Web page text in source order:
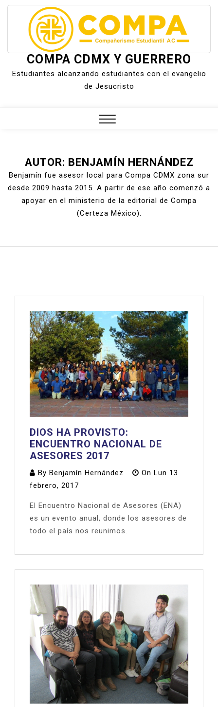
COMPA CDMX Y GUERRERO
Estudiantes alcanzando estudiantes con el evangelio
de Jesucristo
AUTOR: BENJAMÍN HERNÁNDEZ
Benjamín fue asesor local para Compa CDMX zona sur
desde 2009 hasta 2015. A partir de ese año comenzó a
apoyar en el ministerio de la editorial de Compa
(Certeza México).
DIOS HA PROVISTO:
ENCUENTRO NACIONAL DE
ASESORES 2017
By Benjamín Hernández On Lun 13
febrero, 2017
El Encuentro Nacional de Asesores (ENA)
es un evento anual, donde los asesores de
todo el país nos reunimos.